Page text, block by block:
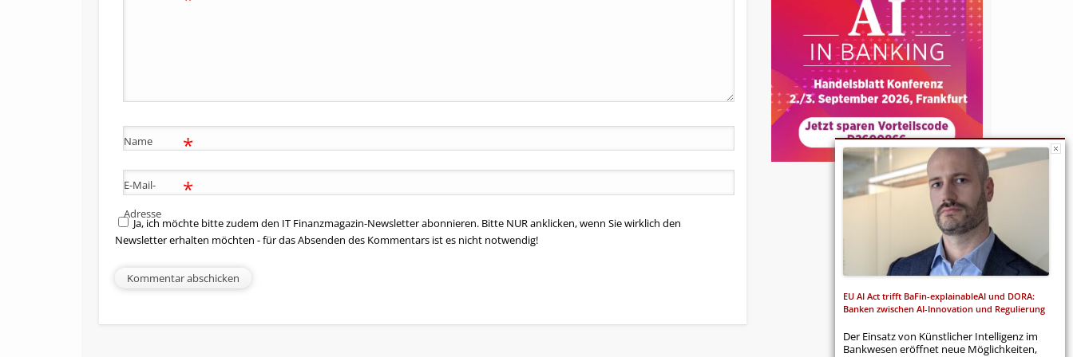
Name *
E-Mail-
Adresse
*
Ja, ich möchte bitte zudem den IT Finanzmagazin-Newsletter abonnieren. Bitte NUR anklicken, wenn Sie wirklich den
Newsletter erhalten möchten - für das Absenden des Kommentars ist es nicht notwendig!
EU AI Act trifft BaFin-explainableAI und DORA:
Banken zwischen AI-Innovation und Regulierung
Der Einsatz von Künstlicher Intelligenz im
Bankwesen eröffnet neue Möglichkeiten,